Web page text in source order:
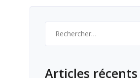
Articles récents